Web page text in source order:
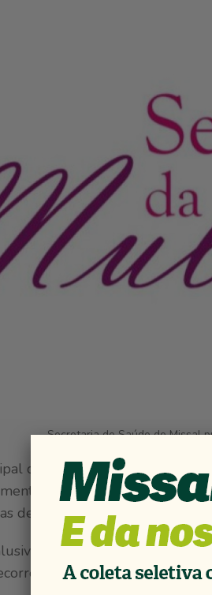
Secretaria de Saúde de Missal
de Saúde está organizando
para as mulheres. Essas
demais unidades terão o
ainda em comemoração
de abril.